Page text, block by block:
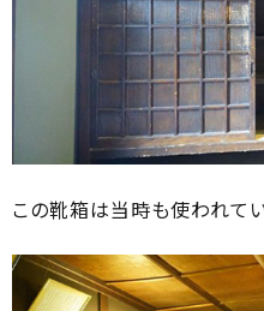
この靴箱は当時も使われてい